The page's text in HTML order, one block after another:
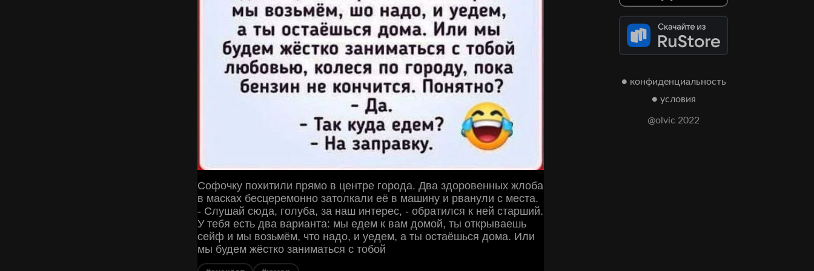
Софочку похитили прямо в центре города. Два здоровенных жлоба
в масках бесцеремонно затолкали её в машину и рванули с места.
- Слушай сюда, голуба, за наш интерес, - обратился к ней старший.
У тебя есть два варианта: мы едем к вам домой, ты открываешь
сейф и мы возьмём, что надо, и уедем, а ты остаёшься дома. Или
мы будем жёстко заниматься с тобой
● конфиденциальность
● условия
@olvic 2022